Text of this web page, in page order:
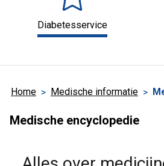
Diabetesservice
Home Medische informatie
Medische encyclopedie